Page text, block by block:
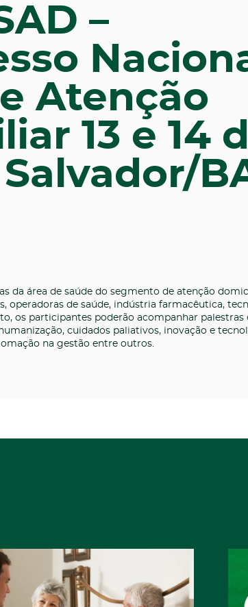
–
Atenção
13 e 14
da área de saúde do segmento de atenção
operadoras de saúde, indústria farmacêutica,
os participantes poderão acompanhar palestras
cuidados paliativos, inovação e
na gestão entre outros.